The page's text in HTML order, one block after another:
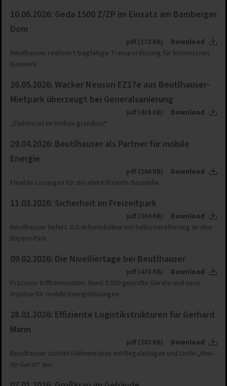
10.06.2026: Geda 1500 Z/ZP im Einsatz am Bamberger
Dom
pdf (173 KB)
Download
Beutlhauser realisiert tragfähige Transportlösung für historisches
Bauwerk
26.05.2026: Wacker Neuson EZ17e aus Beutlhauser-
Mietpark überzeugt bei Generalsanierung
pdf (416 KB)
Download
„Elektro ist im Umbau grandios!“
29.04.2026: Beutlhauser als Partner für mobile
Energie
pdf (244 KB)
Download
Flexible Lösungen für die elektrifizierte Baustelle
11.03.2026: Sicherheit im Freizeitpark
pdf (304 KB)
Download
Beutlhauser liefert JLG-Arbeitsbühne mit Selbstnivellierung an den
Bayern-Park
09.02.2026: Die Nivelliertage bei Beutlhauser
pdf (470 KB)
Download
Präzision trifft Innovation: Rund 3.000 geprüfte Geräte und neue
Impulse für mobile Energielösungen
28.01.2026: Effiziente Logistikstrukturen für Gerhard
Mann
pdf (283 KB)
Download
Beutlhauser stattet Hallenneubau mit Regalanlagen und Linde-„Man-
Up-Gerät“ aus